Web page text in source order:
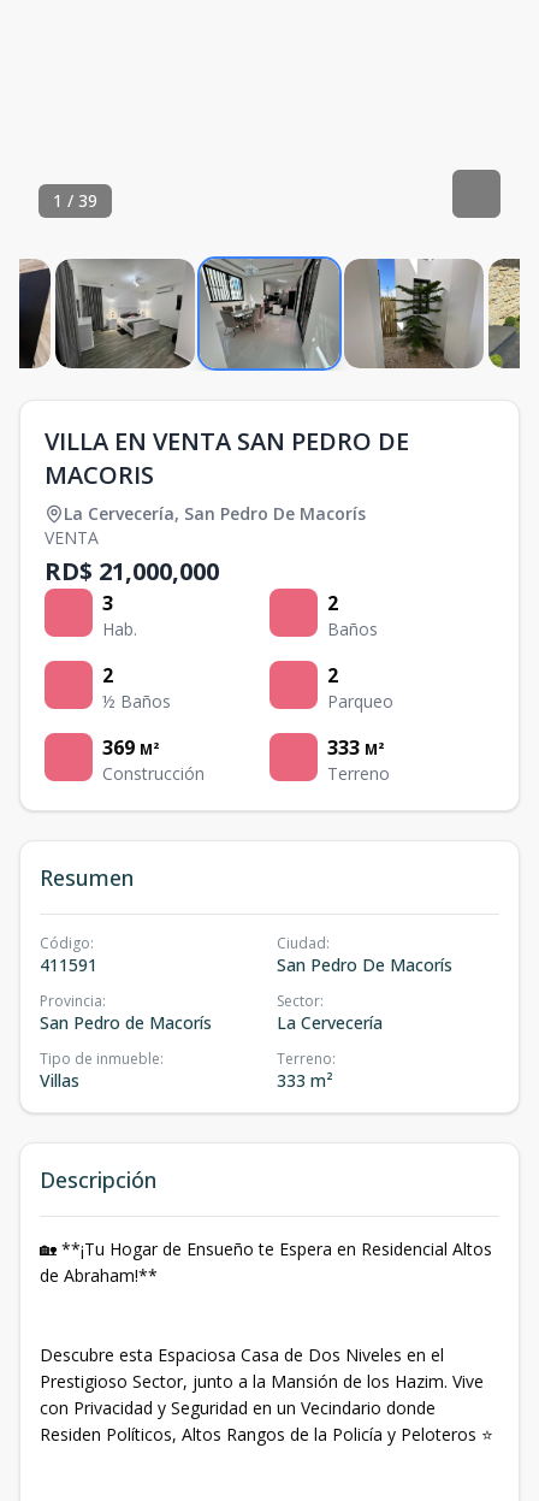
1 / 39
VILLA EN VENTA SAN PEDRO DE
MACORIS
La Cervecería, San Pedro De Macorís
VENTA
RD$ 21,000,000
3
Hab.
2
Baños
2
½ Baños
2
Parqueo
369 M²
Construcción
333 M²
Terreno
Resumen
Código:
411591
Ciudad:
San Pedro De Macorís
Provincia:
San Pedro de Macorís
Sector:
La Cervecería
Tipo de inmueble:
Villas
Terreno:
333 m²
Descripción
🏡 **¡Tu Hogar de Ensueño te Espera en Residencial Altos
de Abraham!**
Descubre esta Espaciosa Casa de Dos Niveles en el
Prestigioso Sector, junto a la Mansión de los Hazim. Vive
con Privacidad y Seguridad en un Vecindario donde
Residen Políticos, Altos Rangos de la Policía y Peloteros ⭐